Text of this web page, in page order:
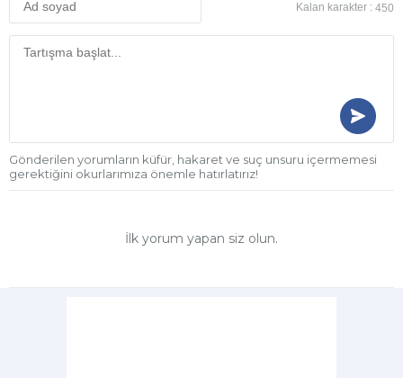
Kalan karakter : 450
Gönderilen yorumların küfür, hakaret ve suç unsuru içermemesi
gerektiğini okurlarımıza önemle hatırlatırız!
İlk yorum yapan siz olun.